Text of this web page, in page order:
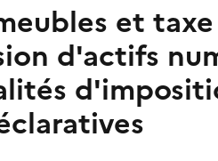
et
d'actifs